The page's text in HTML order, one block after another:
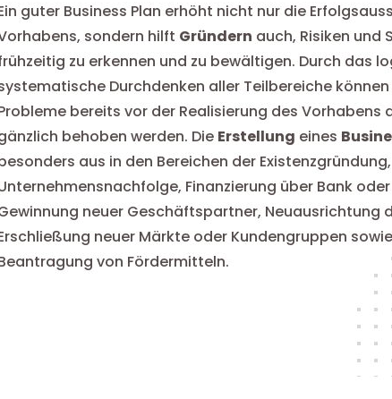
guter Business Plan erhöht nicht nur die
sondern hilft Gründern auch, Risiken und
zu erkennen und zu bewältigen. Durch das
Durchdenken aller Teilbereiche
bereits vor der Realisierung des
behoben werden. Die Erstellung eines
aus in den Bereichen der Existenzgründung,
Finanzierung über Bank
neuer Geschäftspartner, Neuausrichtung
neuer Märkte oder Kundengruppen
von Fördermitteln.